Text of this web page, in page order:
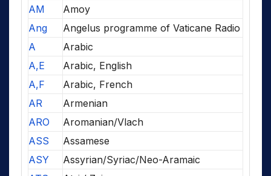
AM
Amoy
Ang
Angelus programme of Vaticane Radio
A
Arabic
A,E
Arabic, English
A,F
Arabic, French
AR
Armenian
ARO
Aromanian/Vlach
ASS
Assamese
ASY
Assyrian/Syriac/Neo-Aramaic